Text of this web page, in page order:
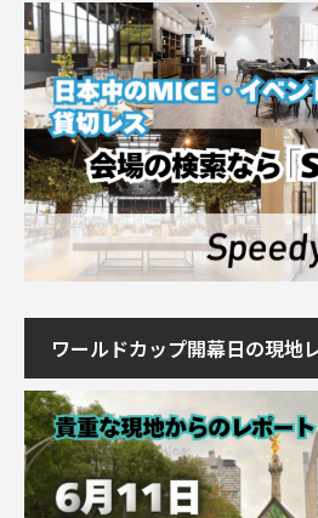
ワールドカップ開幕日の現地